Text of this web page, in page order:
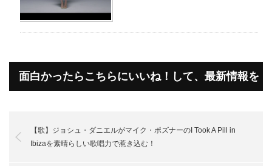
面白かったらこちらにいいね！して、最新情報を
【歌】ジョシュ・ダニエルがマイク・ポズナーのI Took A Pill in
Ibizaを素晴らしい歌唱力で惹き込む！